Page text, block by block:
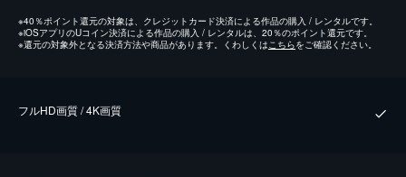
※40％ポイント還元の対象は、クレジットカード決済による作品の購入 / レンタルです。
※iOSアプリのUコイン決済による作品の購入 / レンタルは、20％のポイント還元です。
※還元の対象外となる決済方法や商品があります。くわしくはこちらをご確認ください。
フルHD画質 / 4K画質